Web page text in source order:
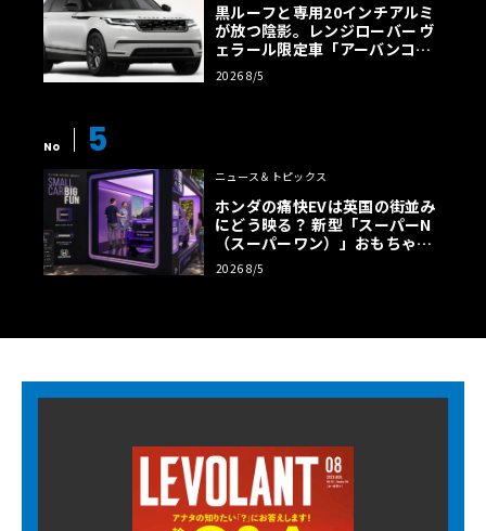
黒ルーフと専用20インチアルミ
が放つ陰影。レンジローバー ヴ
ェラール限定車「アーバンコン
トラスト・エディション」登場
2026 8/5
No 5
ニュース＆トピックス
ホンダの痛快EVは英国の街並み
にどう映る？ 新型「スーパーN
（スーパーワン）」おもちゃ箱
ツアーの全貌
2026 8/5